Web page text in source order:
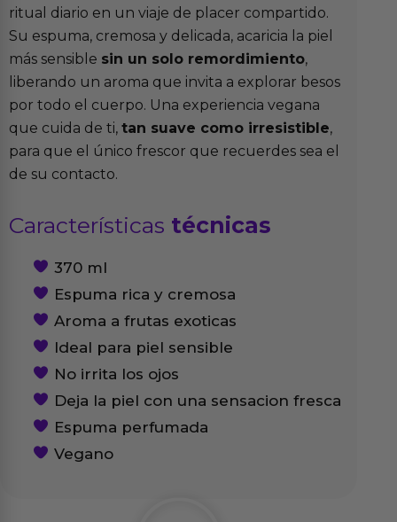
ritual diario en un viaje de placer compartido.
Su espuma, cremosa y delicada, acaricia la piel
más sensible sin un solo remordimiento,
liberando un aroma que invita a explorar besos
por todo el cuerpo. Una experiencia vegana
que cuida de ti, tan suave como irresistible,
para que el único frescor que recuerdes sea el
de su contacto.
Características técnicas
370 ml
Espuma rica y cremosa
Aroma a frutas exoticas
Ideal para piel sensible
No irrita los ojos
Deja la piel con una sensacion fresca
Espuma perfumada
Vegano